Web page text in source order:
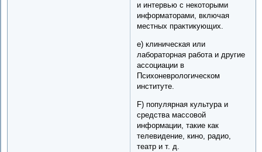
и интервью с некоторыми
информаторами, включая
местных практикующих.
е) клиническая или
лабораторная работа и другие
ассоциации в
Психоневрологическом
институте.
F) популярная культура и
средства массовой
информации, такие как
телевидение, кино, радио,
театр и т. д.